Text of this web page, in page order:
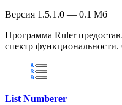
Версия 1.5.1.0 — 0.1 Мб
Программа Ruler
спектр
List Numberer